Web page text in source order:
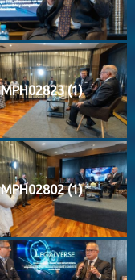
MPH02823 (1)
MPH02802 (1)